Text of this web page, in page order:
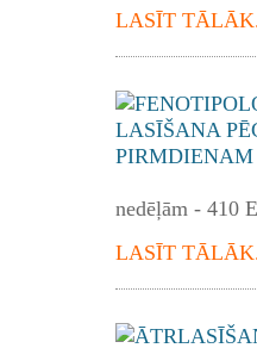
LASĪT
nedēļām - 410
LASĪT